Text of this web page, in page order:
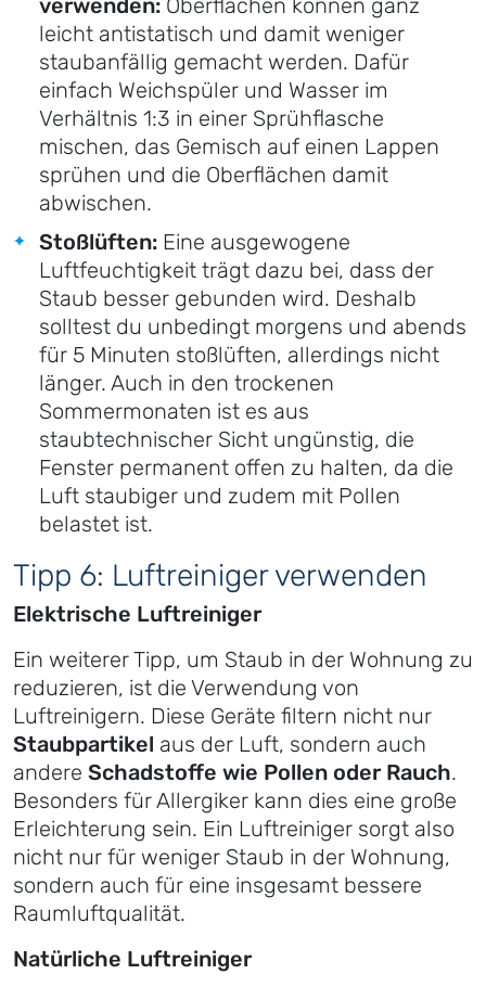
verwenden: Oberflächen können ganz
leicht antistatisch und damit weniger
staubanfällig gemacht werden. Dafür
einfach Weichspüler und Wasser im
Verhältnis 1:3 in einer Sprühflasche
mischen, das Gemisch auf einen Lappen
sprühen und die Oberflächen damit
abwischen.
Stoßlüften: Eine ausgewogene
Luftfeuchtigkeit trägt dazu bei, dass der
Staub besser gebunden wird. Deshalb
solltest du unbedingt morgens und abends
für 5 Minuten stoßlüften, allerdings nicht
länger. Auch in den trockenen
Sommermonaten ist es aus
staubtechnischer Sicht ungünstig, die
Fenster permanent offen zu halten, da die
Luft staubiger und zudem mit Pollen
belastet ist.
Tipp 6: Luftreiniger verwenden
Elektrische Luftreiniger
Ein weiterer Tipp, um Staub in der Wohnung zu
reduzieren, ist die Verwendung von
Luftreinigern. Diese Geräte filtern nicht nur
Staubpartikel aus der Luft, sondern auch
andere Schadstoffe wie Pollen oder Rauch.
Besonders für Allergiker kann dies eine große
Erleichterung sein. Ein Luftreiniger sorgt also
nicht nur für weniger Staub in der Wohnung,
sondern auch für eine insgesamt bessere
Raumluftqualität.
Natürliche Luftreiniger